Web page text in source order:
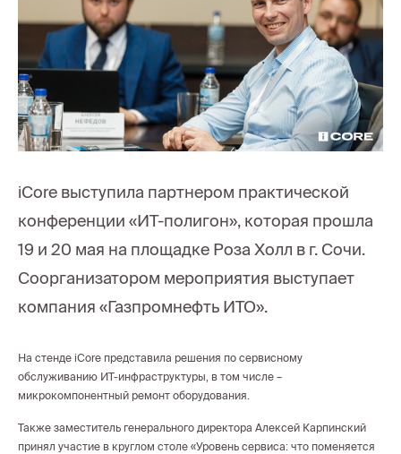
iCore выступила партнером практической
конференции «ИТ-полигон», которая прошла
19 и 20 мая на площадке Роза Холл в г. Сочи.
Соорганизатором мероприятия выступает
компания «Газпромнефть ИТО».
На стенде iCore представила решения по сервисному
обслуживанию ИТ-инфраструктуры, в том числе –
микрокомпонентный ремонт оборудования.
Также заместитель генерального директора Алексей Карпинский
принял участие в круглом столе «Уровень сервиса: что поменяется